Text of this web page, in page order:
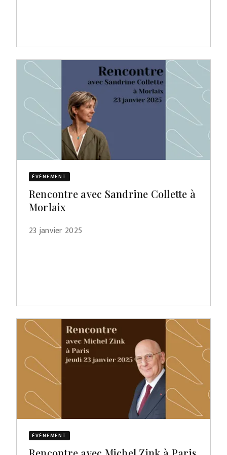
ÉVÈNEMENT
Rencontre avec Sandrine Collette à
Morlaix
23 janvier 2025
ÉVÈNEMENT